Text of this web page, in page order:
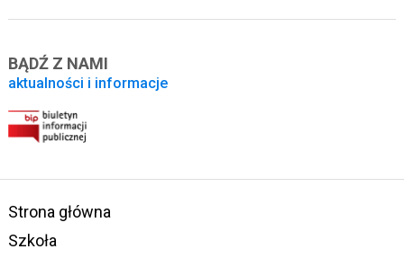
BĄDŹ Z NAMI
aktualności i informacje
Strona główna
Szkoła